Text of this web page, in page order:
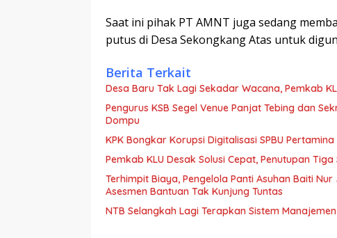
Saat ini pihak PT AMNT juga sedang
putus di Desa Sekongkang Atas untuk
Berita Terkait
Desa Baru Tak Lagi Sekadar Wacana, Pemkab
Pengurus KSB Segel Venue Panjat Tebing dan
Dompu
KPK Bongkar Korupsi Digitalisasi SPBU
Pemkab KLU Desak Solusi Cepat, Penutupan Tiga
Terhimpit Biaya, Pengelola Panti Asuhan Baiti
Asesmen Bantuan Tak Kunjung Tuntas
NTB Selangkah Lagi Terapkan Sistem